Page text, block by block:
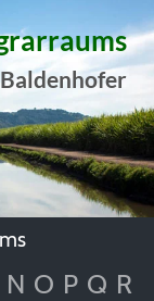
N O P Q R